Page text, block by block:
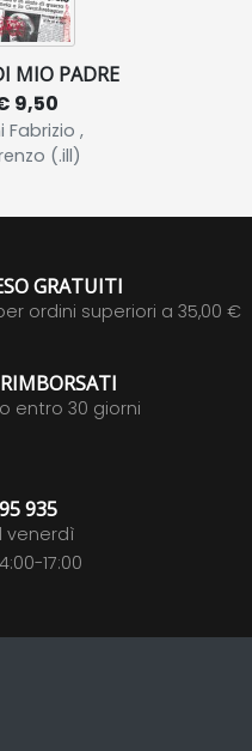
MIO PADRE
9,50
Fabrizio ,
(.ill)
GRATUITI
ordini superiori a 35,00 €
entro 30 giorni
935
venerdì
17:00